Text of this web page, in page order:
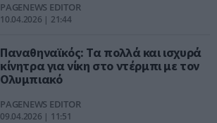
PAGENEWS EDITOR
10.04.2026 | 21:44
Παναθηναϊκός: Τα πολλά και ισχυρά
κίνητρα για νίκη στο ντέρμπι με τον
Ολυμπιακό
PAGENEWS EDITOR
09.04.2026 | 11:51